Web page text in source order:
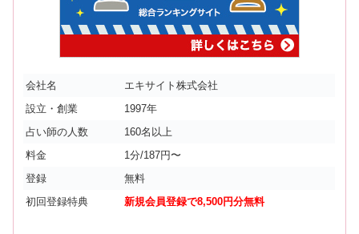
会社名
エキサイト株式会社
設立・創業
1997年
占い師の人数
160名以上
料金
1分/187円〜
登録
無料
初回登録特典
新規会員登録で8,500円分無料